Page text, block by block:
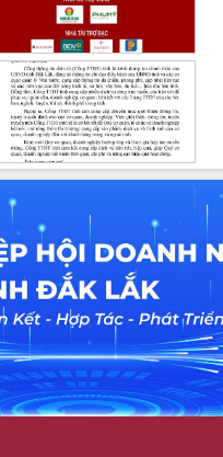
HĐND
hành chính
chính với
UBND tỉnh
tại Trung
xã Ea
số đồng
nghiệp
phấn
thôn
cho nông
bứt phá
lập hồ sơ
dữ liệu đất